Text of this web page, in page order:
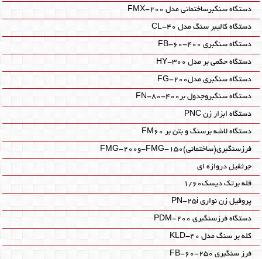
دستگاه سنگبرساختمانی مدل FMX-200
دستگاه کالیبر سنگ مدل CL-40
دستگاه سنگبری FB-60-400
دستگاه حکمی بر مدل HY-300
دستگاه سنگبری مدلFG-200
دستگاه سنگبروجدول برFN-80-400
دستگاه ابزار زن PNC
دستگاه لاشه برسنگ و بتن بر FM60
فرزسنگبری(ساختمانی)FMG-150-وFMG-200
جرثقیل دروازه ای
قله برتک دیسک1/60
پروفیل زن نواری PN-25i
دستگاه فرزسنگبری PDM-200
کله بر سنگ مدل KLD-40
فرز سنگبری FB-60-250